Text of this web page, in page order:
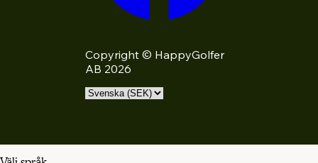
Copyright © HappyGolfer
AB 2026